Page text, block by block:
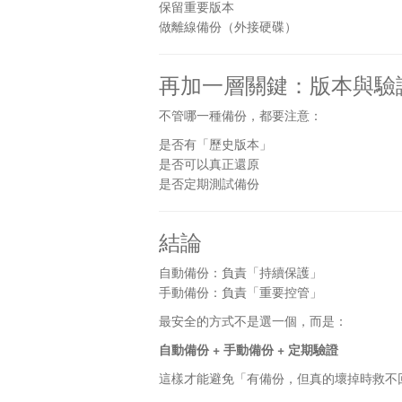
保留重要版本
做離線備份（外接硬碟）
再加一層關鍵：版本與驗
不管哪一種備份，都要注意：
是否有「歷史版本」
是否可以真正還原
是否定期測試備份
結論
自動備份：負責「持續保護」
手動備份：負責「重要控管」
最安全的方式不是選一個，而是：
自動備份 + 手動備份 + 定期驗證
這樣才能避免「有備份，但真的壞掉時救不